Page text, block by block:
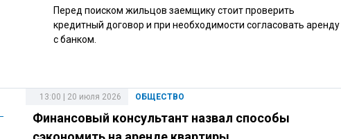
Перед поиском жильцов заемщику стоит проверить
кредитный договор и при необходимости согласовать аренду
с банком.
ОБЩЕСТВО
13:00 | 20 июля 2026
Финансовый консультант назвал способы